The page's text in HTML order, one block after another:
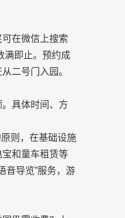
在微信上搜索
满即止。预约成
二号门入园。
具体时间、方
则，在基础设施
和童车租赁等
音导览”服务，游